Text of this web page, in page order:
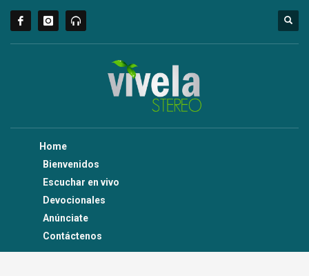
Home
Bienvenidos
Escuchar en vivo
Devocionales
Anúnciate
Contáctenos